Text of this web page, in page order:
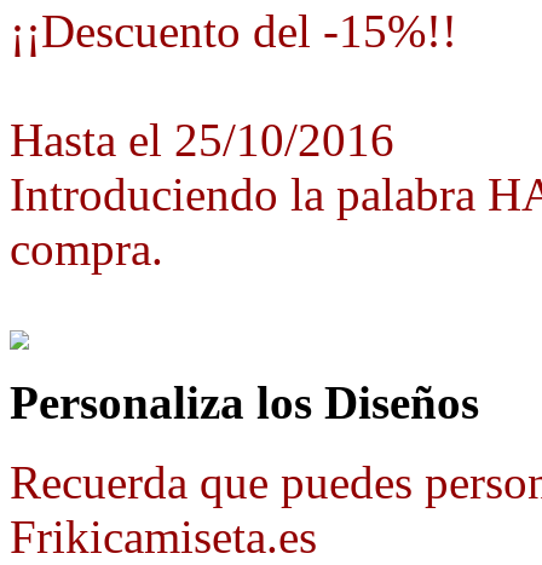
¡¡Descuento del -15%!!
Hasta el 25/10/2016
Introduciendo la palabra
compra.
Personaliza los Diseños
Recuerda que puedes
Frikicamiseta.es